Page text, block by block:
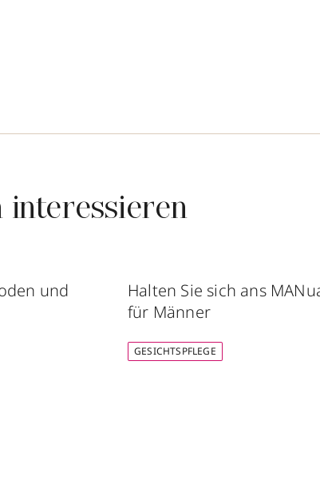
interessieren
und
Halten Sie sich ans
für Männer
GESICHTSPFLEGE